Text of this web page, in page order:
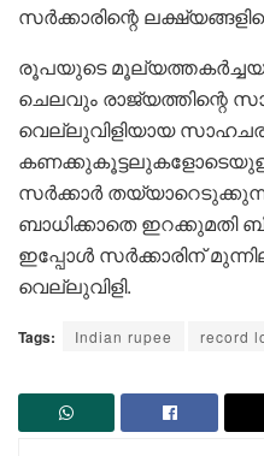
സർക്കാരിന്റെ
രൂപയുടെ
ചെലവും രാജ്യത്തിന്റെ
വെല്ലുവിളിയായ
സർക്കാർ
ബാധിക്കാതെ
ഇപ്പോൾ സർക്കാരിന്
വെല്ലുവിളി.
Tags: Indian rupee record